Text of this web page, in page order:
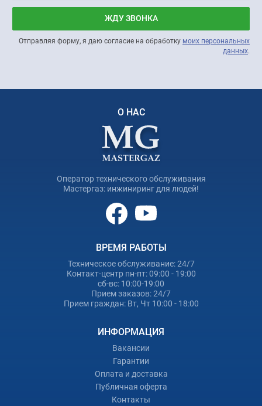
ЖДУ ЗВОНКА
Отправляя форму, я даю согласие на обработку моих персональных
данных.
О НАС
Оператор технического обслуживания
Мастергаз: инжиниринг для людей!
ВРЕМЯ РАБОТЫ
Техническое обслуживание: 24/7
Контакт-центр пн-пт: 09:00 - 19:00
сб-вс: 10:00-19:00
Прием заказов: 24/7
Прием граждан: Вт, Чт 10:00 - 18:00
ИНФОРМАЦИЯ
Вакансии
Гарантии
Оплата и доставка
Публичная оферта
Контакты